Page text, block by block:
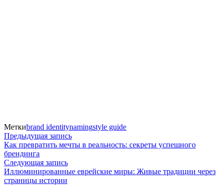
Меткиbrand identitynamingstyle guide
Навигация
по
записям
Предыдущая записьПредыдущая
запись:
Как превратить мечты в реальность: секреты успешного
брендинга
Следующая записьСледующая
запись:
Иллюминированные еврейские миры: Живые традиции через
страницы истории